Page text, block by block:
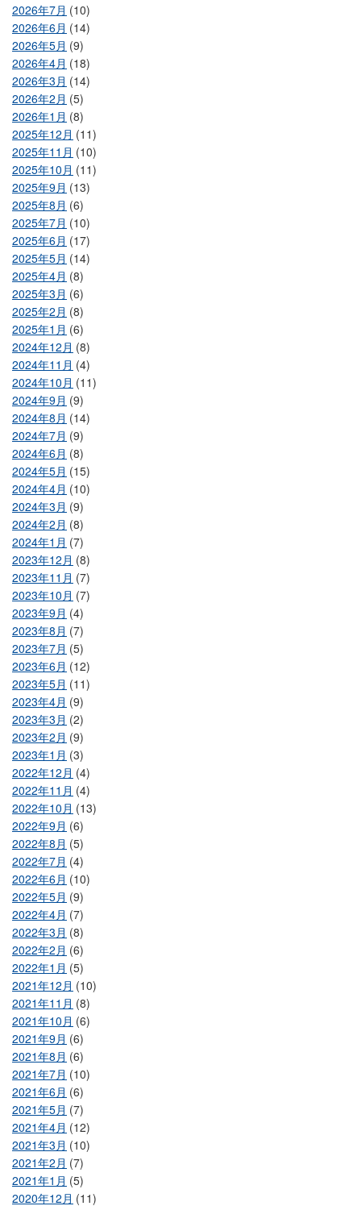
2026年7月 (10)
2026年6月 (14)
2026年5月 (9)
2026年4月 (18)
2026年3月 (14)
2026年2月 (5)
2026年1月 (8)
2025年12月 (11)
2025年11月 (10)
2025年10月 (11)
2025年9月 (13)
2025年8月 (6)
2025年7月 (10)
2025年6月 (17)
2025年5月 (14)
2025年4月 (8)
2025年3月 (6)
2025年2月 (8)
2025年1月 (6)
2024年12月 (8)
2024年11月 (4)
2024年10月 (11)
2024年9月 (9)
2024年8月 (14)
2024年7月 (9)
2024年6月 (8)
2024年5月 (15)
2024年4月 (10)
2024年3月 (9)
2024年2月 (8)
2024年1月 (7)
2023年12月 (8)
2023年11月 (7)
2023年10月 (7)
2023年9月 (4)
2023年8月 (7)
2023年7月 (5)
2023年6月 (12)
2023年5月 (11)
2023年4月 (9)
2023年3月 (2)
2023年2月 (9)
2023年1月 (3)
2022年12月 (4)
2022年11月 (4)
2022年10月 (13)
2022年9月 (6)
2022年8月 (5)
2022年7月 (4)
2022年6月 (10)
2022年5月 (9)
2022年4月 (7)
2022年3月 (8)
2022年2月 (6)
2022年1月 (5)
2021年12月 (10)
2021年11月 (8)
2021年10月 (6)
2021年9月 (6)
2021年8月 (6)
2021年7月 (10)
2021年6月 (6)
2021年5月 (7)
2021年4月 (12)
2021年3月 (10)
2021年2月 (7)
2021年1月 (5)
2020年12月 (11)